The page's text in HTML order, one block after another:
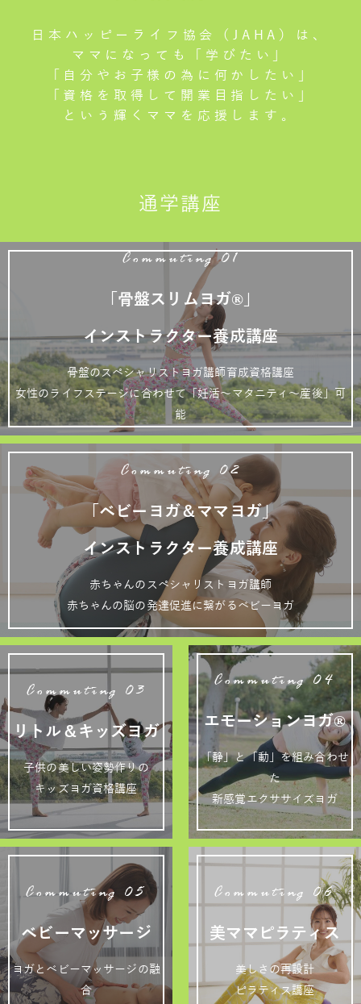
日本ハッピーライフ協会（JAHA）は、
ママになっても「学びたい」
「自分やお子様の為に何かしたい」
「資格を取得して開業目指したい」
という輝くママを応援します。
通学講座
Commuting 01
「骨盤スリムヨガ®」
インストラクター養成講座
骨盤のスペシャリストヨガ講師育成資格講座
女性のライフステージに合わせて「妊活～マタニティ～産後」可
能
Commuting 02
「ベビーヨガ＆ママヨガ」
インストラクター養成講座
赤ちゃんのスペシャリストヨガ講師
赤ちゃんの脳の発達促進に繋がるベビーヨガ
Commuting 03
リトル＆キッズヨガ
子供の美しい姿勢作りの
キッズヨガ資格講座
Commuting 04
エモーションヨガ®
「静」と「動」を組み合わせ
た
新感覚エクササイズヨガ
Commuting 05
ベビーマッサージ
ヨガとベビーマッサージの融
合
Commuting 06
美ママピラティス
美しさの再設計
ピラティス講座